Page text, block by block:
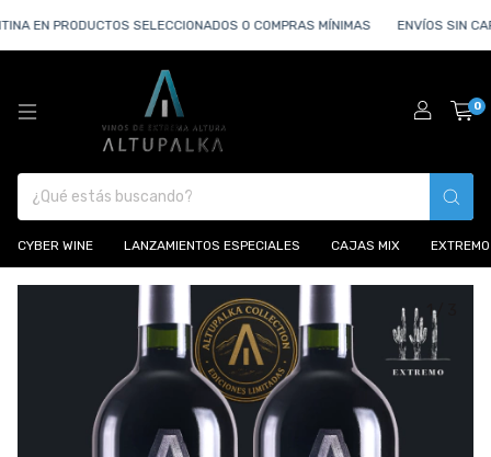
EN PRODUCTOS SELECCIONADOS O COMPRAS MÍNIMAS ENVÍOS SIN
0
CYBER WINE LANZAMIENTOS ESPECIALES CAJAS MIX EXTREMO
1/